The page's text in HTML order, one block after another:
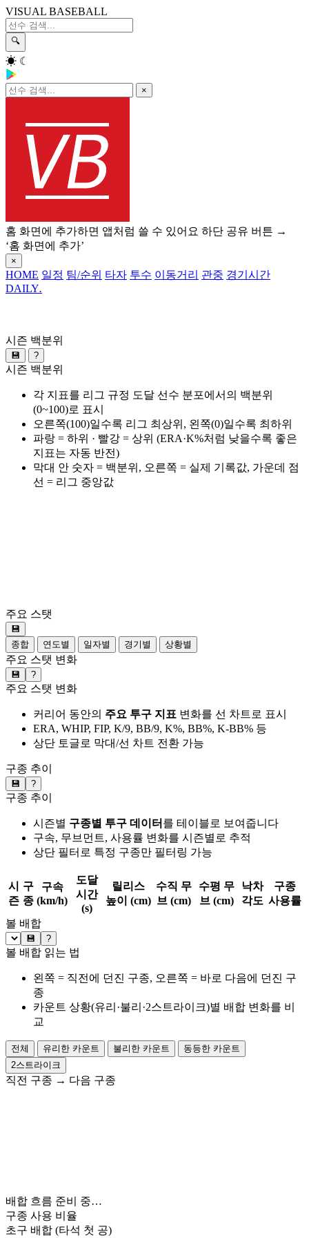
VISUAL BASEBALL
🔍
☀ ☾
×
홈 화면에 추가하면 앱처럼 쓸 수 있어요 하단 공유 버튼 →
‘홈 화면에 추가’
×
HOME 일정 팀/순위 타자 투수 이동거리 관중 경기시간
DAILY.
시즌 백분위
💾 ?
시즌 백분위
각 지표를 리그 규정 도달 선수 분포에서의 백분위
(0~100)로 표시
오른쪽(100)일수록 리그 최상위, 왼쪽(0)일수록 최하위
파랑 = 하위 · 빨강 = 상위 (ERA·K%처럼 낮을수록 좋은
지표는 자동 반전)
막대 안 숫자 = 백분위, 오른쪽 = 실제 기록값, 가운데 점
선 = 리그 중앙값
주요 스탯
💾
종합
연도별 일자별 경기별 상황별
주요 스탯 변화
💾 ?
주요 스탯 변화
커리어 동안의 주요 투구 지표 변화를 선 차트로 표시
ERA, WHIP, FIP, K/9, BB/9, K%, BB%, K-BB% 등
상단 토글로 막대/선 차트 전환 가능
구종 추이
💾 ?
구종 추이
시즌별 구종별 투구 데이터 를 테이블로 보여줍니다
구속, 무브먼트, 사용률 변화를 시즌별로 추적
상단 필터로 특정 구종만 필터링 가능
시
즌
구
종
구속
(km/h)
도달
시간
(s)
릴리스
높이 (cm)
수직 무
브 (cm)
수평 무
브 (cm)
낙차
각도
구종
사용률
볼 배합
💾 ?
볼 배합 읽는 법
왼쪽 = 직전에 던진 구종, 오른쪽 = 바로 다음에 던진 구
종
카운트 상황(유리·불리·2스트라이크)별 배합 변화를 비
교
전체 유리한 카운트 불리한 카운트
동등한 카운트
2스트라이크
직전 구종 → 다음 구종
배합 흐름 준비 중…
구종 사용 비율
초구 배합 (타석 첫 공)